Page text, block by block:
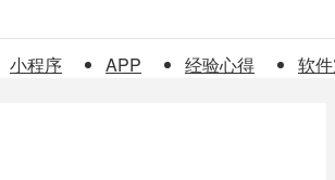
小程序 APP 经验心得 软